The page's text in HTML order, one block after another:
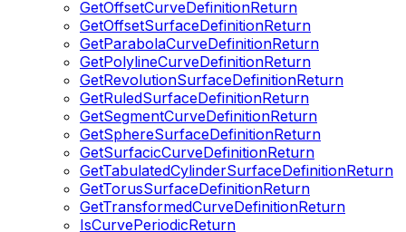
GetOffsetCurveDefinitionReturn
GetOffsetSurfaceDefinitionReturn
GetParabolaCurveDefinitionReturn
GetPolylineCurveDefinitionReturn
GetRevolutionSurfaceDefinitionReturn
GetRuledSurfaceDefinitionReturn
GetSegmentCurveDefinitionReturn
GetSphereSurfaceDefinitionReturn
GetSurfacicCurveDefinitionReturn
GetTabulatedCylinderSurfaceDefinitionReturn
GetTorusSurfaceDefinitionReturn
GetTransformedCurveDefinitionReturn
IsCurvePeriodicReturn